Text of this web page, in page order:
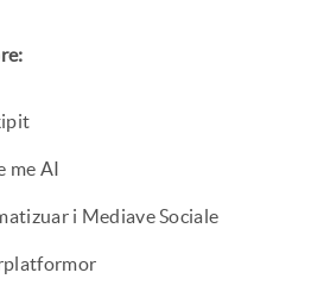
me AI
i Mediave Sociale